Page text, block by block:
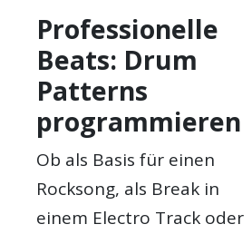
Professionelle
Beats: Drum
Patterns
programmieren
Ob als Basis für einen
Rocksong, als Break in
einem Electro Track oder